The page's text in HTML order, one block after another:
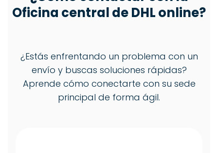
Oficina central de DHL online?
¿Estás enfrentando un problema con un
envío y buscas soluciones rápidas?
Aprende cómo conectarte con su sede
principal de forma ágil.